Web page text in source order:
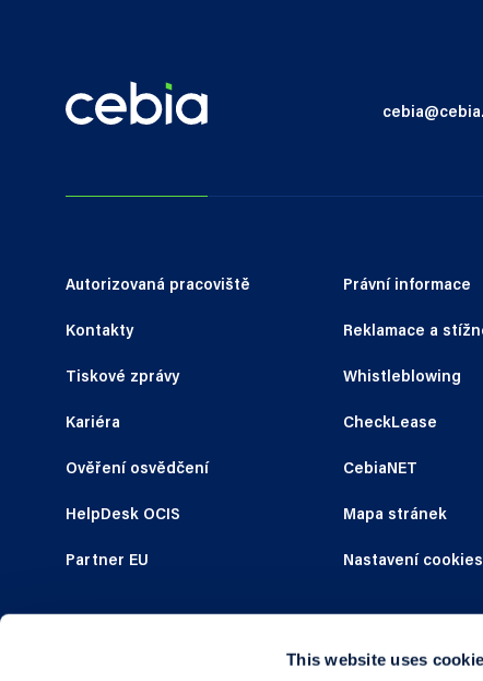
This website uses
Autorizovaná pracoviště
Kontakty
Tiskové zprávy
Kariéra
Ověření osvědčení
HelpDesk OCIS
Partner EU
Právní informace
Reklamace a
Whistleblowing
CheckLease
CebiaNET
Mapa stránek
Nastavení cookies